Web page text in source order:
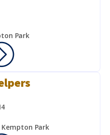
Park
Park